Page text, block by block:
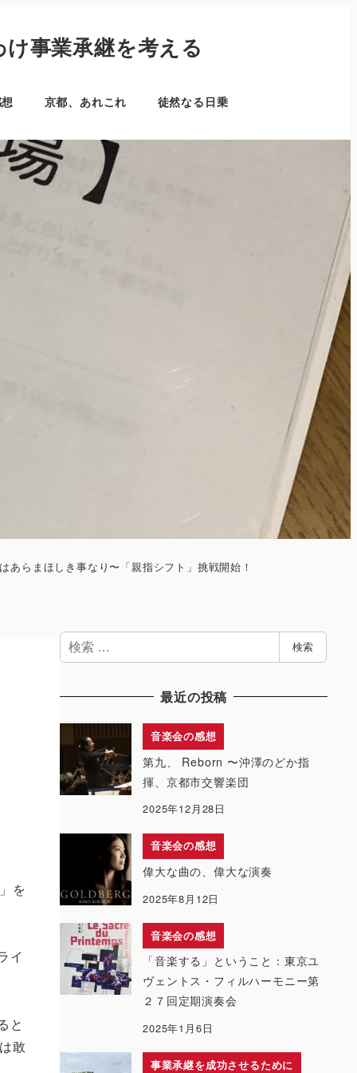
事業承継を考える
京都、あれこれ 徒然なる日乗
あらまほしき事なり〜「親指シフト」挑戦開始！
を
イ
と
敢
検
索
検索
最近の投稿
音楽会の感想
第九、 Reborn 〜沖澤のどか指
揮、京都市交響楽団
2025年12月28日
音楽会の感想
偉大な曲の、偉大な演奏
2025年8月12日
音楽会の感想
「音楽する」ということ：東京ユ
ヴェントス・フィルハーモニー第
２７回定期演奏会
2025年1月6日
事業承継を成功させるために